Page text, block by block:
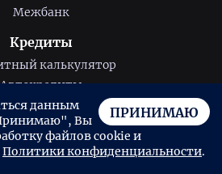
Межбанк
Кредиты
калькулятор
Автокредиты
кредиты
Ипотека
ПРИНИМАЮ
данным
Вы
файлов cookie и
Политики конфиденциальности.